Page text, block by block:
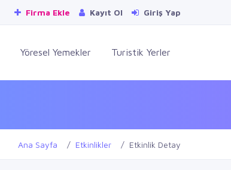
Firma Ekle Kayıt Ol Giriş Yap
Yöresel Yemekler Turistik Yerler
Ana Sayfa Etkinlikler Etkinlik Detay